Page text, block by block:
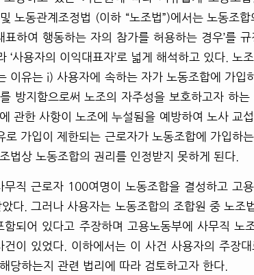
노동관계조정법 (이하 “노조법”)에서는 노동조합
하여 행동하는 자의 참가를 허용하는 경우’를
‘사용자의 이익대표자’로 넓게 해석하고 있다. 노
이유는 i) 사용자에 속하는 자가 노동조합에 가입
방지함으로써 노조의 자주성을 보호하고자 하
관한 사항이 노조에 누설됨을 예방하여 노사 교
로 가입이 제한되는 근로자가 노동조합에 가입하
법상 노동조합의 권리를 인정받지 못하게 된다.
직 근로자 100여명이 노동조합을 결성하고 고용
았다. 그러나 사용자는 노동조합의 조합원 중 노조
되어 있다고 주장하며 고용노동부에 사무직 노
이 있었다. 이하에서는 이 사건 사용자의 주장
당하는지 관련 법리에 따라 검토하고자 한다.